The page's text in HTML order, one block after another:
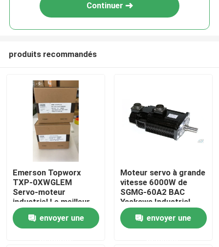
Continuer
produits recommandés
Emerson Topworx
TXP-0XWGLEM
Servo-moteur
industriel Le meilleur
prix
envoyer une
Moteur servo à grande
vitesse 6000W de
SGMG-60A2 BAC
Yaskawa Industrial
Servo Motor
envoyer une